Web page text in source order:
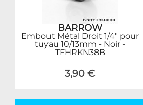
BARROW
Embout Métal Droit 1/4" pour
tuyau 10/13mm - Noir -
TFHRKN38B
3,90 €